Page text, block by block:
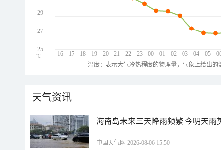
16 17 18 19 20 21 22 23 00 01 02 03 04 05
29
27
25
℃
温度：表示大气冷热程度的物理量，气象上给出
天气资讯
海南岛未来三天降雨频繁 今明天雨
中国天气网 2026-08-06 15:50